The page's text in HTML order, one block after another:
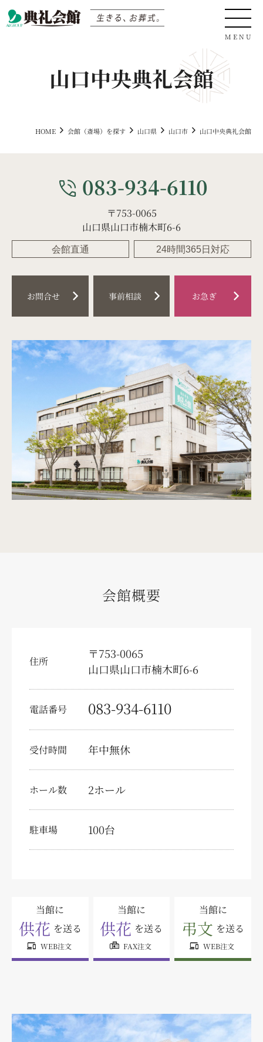
山口中央典礼会館
HOME 会館（斎場）を探す 山口県 山口市 山口中央典礼会館
phone_in_talk 083-934-6110
〒753-0065
山口県山口市楠木町6-6
会館直通 24時間365日対応
お問合せ chevron_right 事前相談 chevron_right お急ぎ chevron_right
会館概要
住所
〒753-0065
山口県山口市楠木町6-6
電話番号 083-934-6110
受付時間 年中無休
ホール数 2ホール
駐車場 100台
当館に
供花 を送る
devices WEB注文
当館に
供花 を送る
fax FAX注文
当館に
弔文 を送る
devices WEB注文
0120-04-05-06
会館（斎場）を探す
料金プラン
はじめての葬儀 （喪主・ご遺族様）
はじめての葬儀（参列者様）
イベント情報
お知らせ
お急ぎの方
テレビコマーシャル
事前相談予約
特定商取引法に関する表示